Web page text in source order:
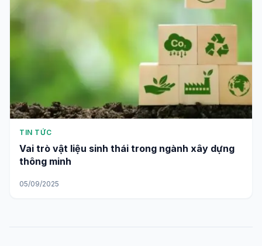
TIN TỨC
Vai trò vật liệu sinh thái trong ngành xây dựng
thông minh
05/09/2025